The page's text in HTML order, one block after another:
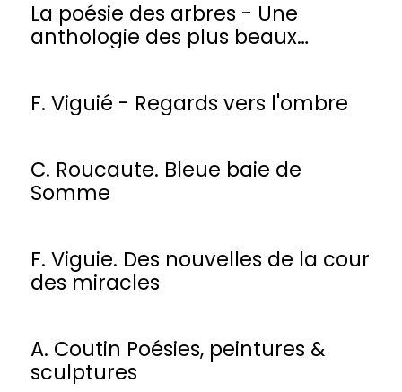
La poésie des arbres - Une
anthologie des plus beaux
F. Viguié - Regards vers l'ombre
C. Roucaute. Bleue baie de
Somme
F. Viguie. Des nouvelles de la cour
des miracles
A. Coutin Poésies, peintures &
sculptures